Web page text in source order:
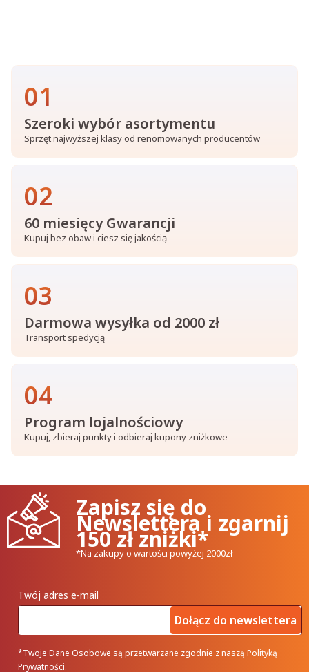
01
Szeroki wybór asortymentu
Sprzęt najwyższej klasy od renomowanych producentów
02
60 miesięcy Gwarancji
Kupuj bez obaw i ciesz się jakością
03
Darmowa wysyłka od 2000 zł
Transport spedycją
04
Program lojalnościowy
Kupuj, zbieraj punkty i odbieraj kupony zniżkowe
Zapisz się do
Newslettera i zgarnij
150 zł zniżki*
*Na zakupy o wartości powyżej 2000zł
Twój adres e-mail
Dołącz do newslettera
*Twoje Dane Osobowe są przetwarzane zgodnie z naszą Polityką
Prywatności.